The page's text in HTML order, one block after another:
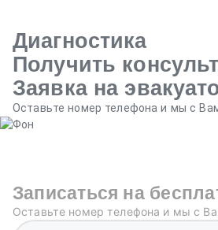
Диагностика
Получить
Заявка на
Оставьте номер телефона и мы с
Записаться на
Оставьте номер телефона и мы с